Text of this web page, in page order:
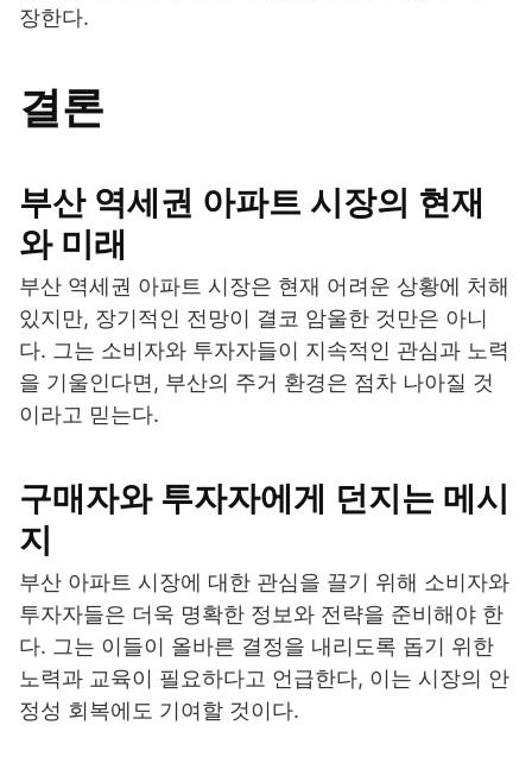
장한다.
결론
부산 역세권 아파트 시장의 현재
와 미래
부산 역세권 아파트 시장은 현재 어려운 상황에 처해
있지만, 장기적인 전망이 결코 암울한 것만은 아니
다. 그는 소비자와 투자자들이 지속적인 관심과 노력
을 기울인다면, 부산의 주거 환경은 점차 나아질 것
이라고 믿는다.
구매자와 투자자에게 던지는 메시
지
부산 아파트 시장에 대한 관심을 끌기 위해 소비자와
투자자들은 더욱 명확한 정보와 전략을 준비해야 한
다. 그는 이들이 올바른 결정을 내리도록 돕기 위한
노력과 교육이 필요하다고 언급한다, 이는 시장의 안
정성 회복에도 기여할 것이다.